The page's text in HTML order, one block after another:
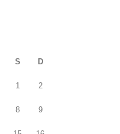
S D
1 2
8 9